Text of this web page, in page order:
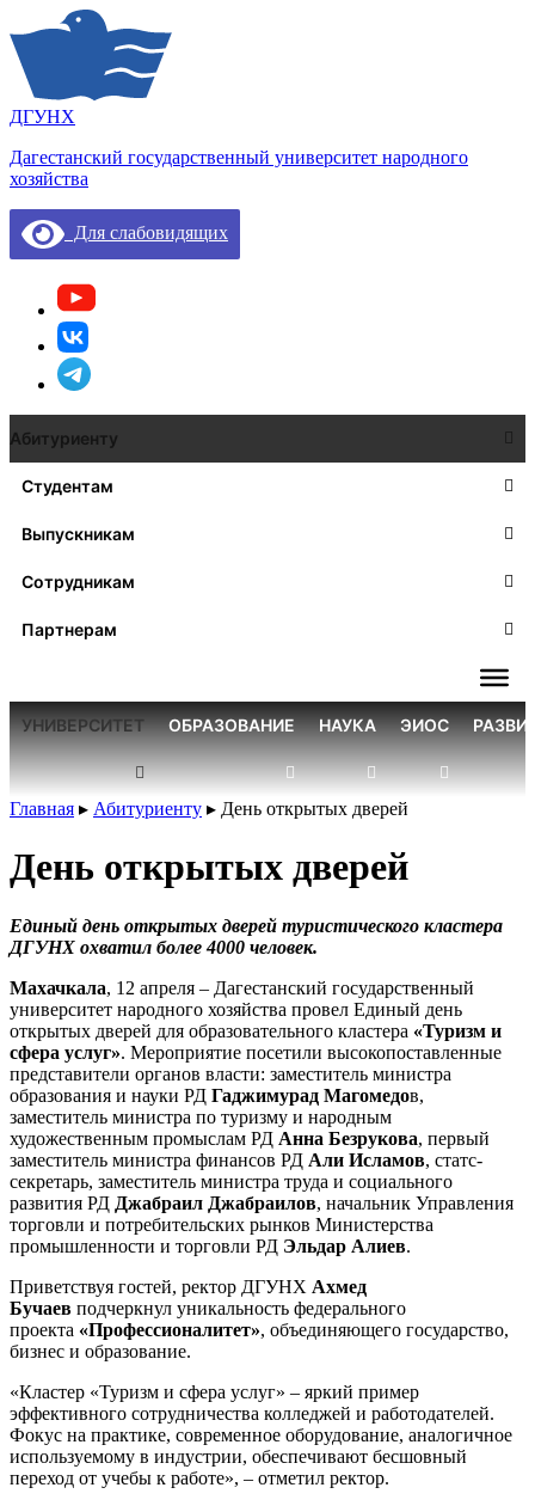
ДГУНХ
Дагестанский государственный университет народного
хозяйства
Для слабовидящих
Абитуриенту
Студентам
Выпускникам
Сотрудникам
Партнерам
УНИВЕРСИТЕТ ОБРАЗОВАНИЕ НАУКА ЭИОС
Главная ▸ Абитуриенту ▸ День открытых дверей
День открытых дверей
Единый день открытых дверей туристического кластера
ДГУНХ охватил более 4000 человек.
Махачкала, 12 апреля – Дагестанский государственный
университет народного хозяйства провел Единый день
открытых дверей для образовательного кластера «Туризм и
сфера услуг». Мероприятие посетили высокопоставленные
представители органов власти: заместитель министра
образования и науки РД Гаджимурад Магомедов,
заместитель министра по туризму и народным
художественным промыслам РД Анна Безрукова, первый
заместитель министра финансов РД Али Исламов, статс-
секретарь, заместитель министра труда и социального
развития РД Джабраил Джабраилов, начальник Управления
торговли и потребительских рынков Министерства
промышленности и торговли РД Эльдар Алиев.
Приветствуя гостей, ректор ДГУНХ Ахмед
Бучаев подчеркнул уникальность федерального
проекта «Профессионалитет», объединяющего государство,
бизнес и образование.
«Кластер «Туризм и сфера услуг» – яркий пример
эффективного сотрудничества колледжей и работодателей.
Фокус на практике, современное оборудование, аналогичное
используемому в индустрии, обеспечивают бесшовный
переход от учебы к работе», – отметил ректор.